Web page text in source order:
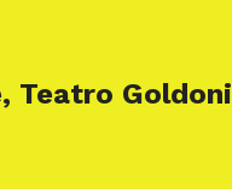
Teatro Goldoni